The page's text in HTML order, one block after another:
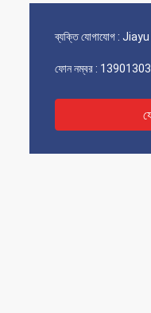
ব্যক্তি যোগাযোগ : Jiayu
ফোন নম্বর :